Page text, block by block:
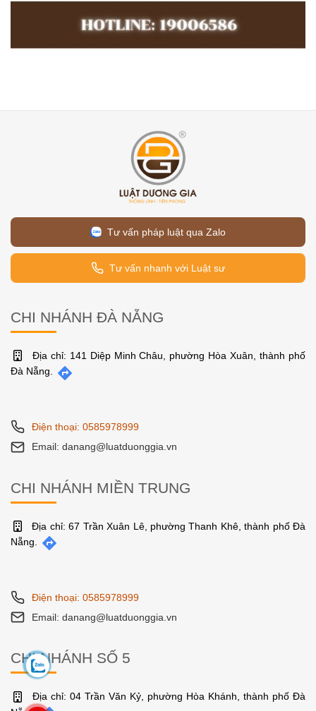
Tư vấn pháp luật qua Zalo
Tư vấn nhanh với Luật sư
CHI NHÁNH ĐÀ NẴNG
Địa chỉ: 141 Diệp Minh Châu, phường Hòa Xuân, thành phố
Đà Nẵng.
Điện thoại: 0585978999
Email: danang@luatduonggia.vn
CHI NHÁNH MIỀN TRUNG
Địa chỉ: 67 Trần Xuân Lê, phường Thanh Khê, thành phố Đà
Nẵng.
Điện thoại: 0585978999
Email: danang@luatduonggia.vn
CHI NHÁNH SỐ 5
Địa chỉ: 04 Trần Văn Kỷ, phường Hòa Khánh, thành phố Đà